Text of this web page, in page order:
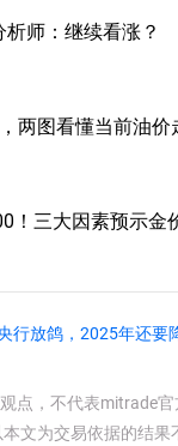
师：继续看涨？
两图看懂当前油价
！三大因素预示金
行放鸽，2025年还要
点，不代表mitrade
文为交易依据的结